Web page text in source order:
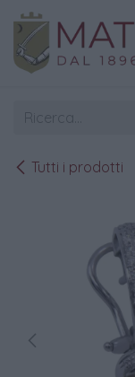
Passa al contenuto
Tutti i prodotti